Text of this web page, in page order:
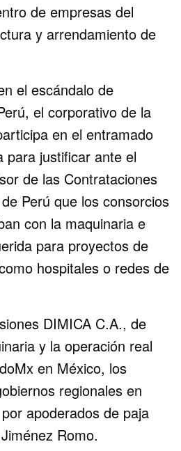
de empresas del
y arrendamiento de
el escándalo de
el corporativo de la
en el entramado
para justificar ante el
de las Contrataciones
Perú que los consorcios
con la maquinaria e
para proyectos de
hospitales o redes de
DIMICA C.A., de
y la operación real
en México, los
regionales en
apoderados de paja
Romo.